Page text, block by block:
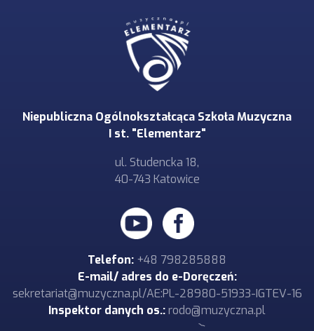
Niepubliczna Ogólnokształcąca Szkoła Muzyczna
I st. "Elementarz"
ul. Studencka 18,
40-743 Katowice
Telefon: +48 798285888
E-mail/ adres do e-Doręczeń:
sekretariat@muzyczna.pl/AE:PL-28980-51933-IGTEV-16
Inspektor danych os.:rodo@muzyczna.pl